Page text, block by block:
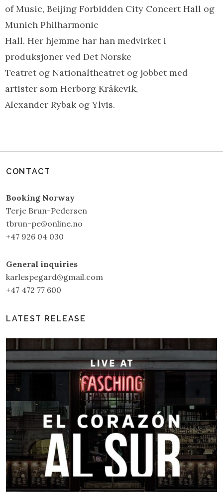
of Music, Beijing Forbidden City Concert Hall og
Munich Philharmonic
Hall. Her hjemme har han medvirket i
produksjoner ved Det Norske
Teatret og Nationaltheatret og jobbet med
artister som Herborg Kråkevik,
Alexander Rybak og Ylvis.
CONTACT
Booking Norway
Terje Brun-Pedersen
tbrun-pe@online.no
+47 926 04 030
General inquiries
karlespegard@gmail.com
+47 472 77 600
LATEST RELEASE